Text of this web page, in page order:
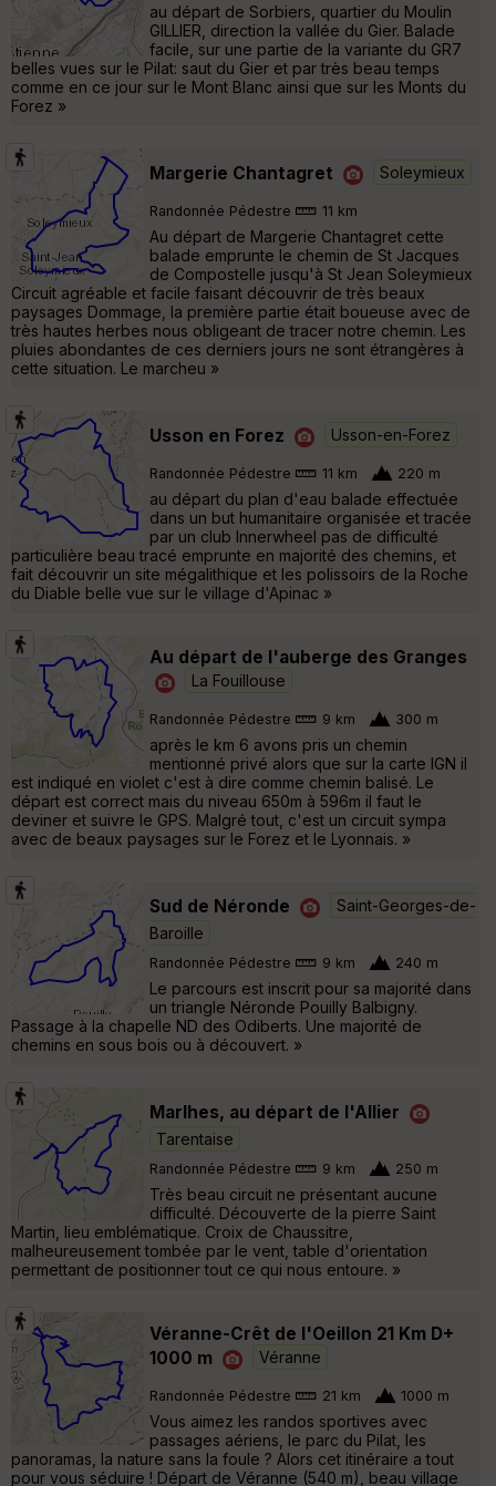
au départ de Sorbiers, quartier du Moulin
GILLIER, direction la vallée du Gier. Balade
facile, sur une partie de la variante du GR7
belles vues sur le Pilat: saut du Gier et par très beau temps
comme en ce jour sur le Mont Blanc ainsi que sur les Monts du
Forez »
Margerie Chantagret Soleymieux
Randonnée Pédestre 11 km
Au départ de Margerie Chantagret cette
balade emprunte le chemin de St Jacques
de Compostelle jusqu'à St Jean Soleymieux
Circuit agréable et facile faisant découvrir de très beaux
paysages Dommage, la première partie était boueuse avec de
très hautes herbes nous obligeant de tracer notre chemin. Les
pluies abondantes de ces derniers jours ne sont étrangères à
cette situation. Le marcheu »
Usson en Forez Usson-en-Forez
Randonnée Pédestre 11 km 220 m
au départ du plan d'eau balade effectuée
dans un but humanitaire organisée et tracée
par un club Innerwheel pas de difficulté
particulière beau tracé emprunte en majorité des chemins, et
fait découvrir un site mégalithique et les polissoirs de la Roche
du Diable belle vue sur le village d'Apinac »
Au départ de l'auberge des Granges
La Fouillouse
Randonnée Pédestre 9 km 300 m
après le km 6 avons pris un chemin
mentionné privé alors que sur la carte IGN il
est indiqué en violet c'est à dire comme chemin balisé. Le
départ est correct mais du niveau 650m à 596m il faut le
deviner et suivre le GPS. Malgré tout, c'est un circuit sympa
avec de beaux paysages sur le Forez et le Lyonnais. »
Sud de Néronde
Saint-Georges-de-
Baroille
Randonnée Pédestre 9 km 240 m
Le parcours est inscrit pour sa majorité dans
un triangle Néronde Pouilly Balbigny.
Passage à la chapelle ND des Odiberts. Une majorité de
chemins en sous bois ou à découvert. »
Marlhes, au départ de l'Allier
Tarentaise
Randonnée Pédestre 9 km 250 m
Très beau circuit ne présentant aucune
difficulté. Découverte de la pierre Saint
Martin, lieu emblématique. Croix de Chaussitre,
malheureusement tombée par le vent, table d'orientation
permettant de positionner tout ce qui nous entoure. »
Véranne-Crêt de l'Oeillon 21 Km D+
1000 m
Véranne
Randonnée Pédestre 21 km 1000 m
Vous aimez les randos sportives avec
passages aériens, le parc du Pilat, les
panoramas, la nature sans la foule ? Alors cet itinéraire a tout
pour vous séduire ! Départ de Véranne (540 m), beau village